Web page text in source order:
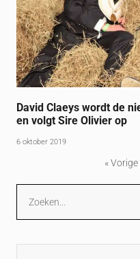
David Claeys wordt de
en volgt Sire Olivier op
6 oktober 2019
« Vorige